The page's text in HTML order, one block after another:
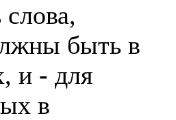
быть в
и - для
в